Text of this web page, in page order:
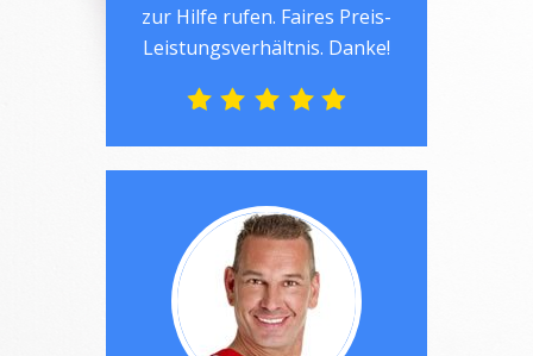
zur Hilfe rufen. Faires Preis-
Leistungsverhältnis. Danke!